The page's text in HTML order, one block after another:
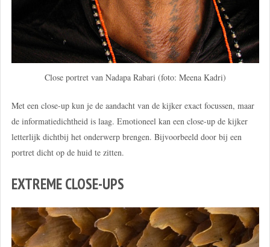
Close portret van Nadapa Rabari (foto: Meena Kadri)
Met een close-up kun je de aandacht van de kijker exact focussen, maar
de informatiedichtheid is laag. Emotioneel kan een close-up de kijker
letterlijk dichtbij het onderwerp brengen. Bijvoorbeeld door bij een
portret dicht op de huid te zitten.
EXTREME CLOSE-UPS